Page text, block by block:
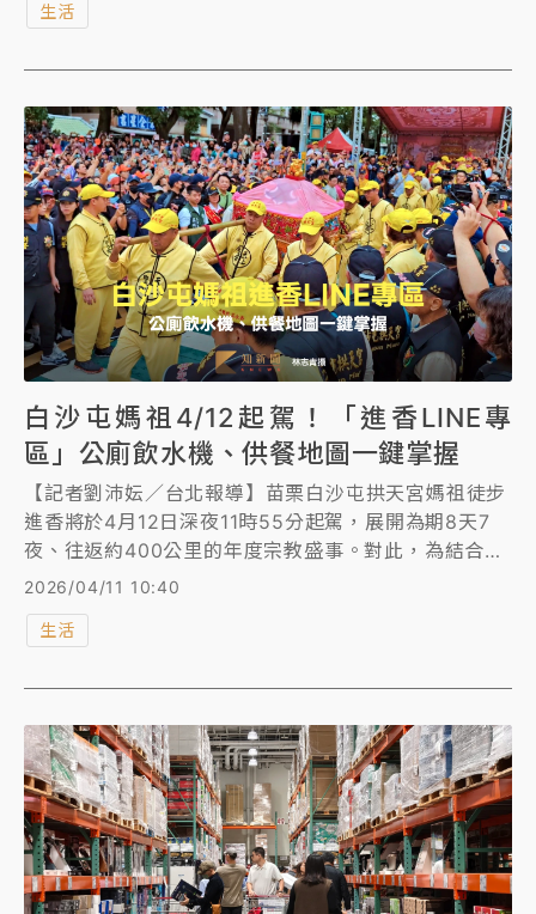
期盼透過此活動串聯「藍天海岸—古蹟文化」廊帶，讓
蹟，深度體驗獨特的雙城美學。
生活
白沙屯媽祖4/12起駕！「進香LINE專
區」公廁飲水機、供餐地圖一鍵掌握
【記者劉沛妘／台北報導】苗栗白沙屯拱天宮媽祖徒步
進香將於4月12日深夜11時55分起駕，展開為期8天7
夜、往返約400公里的年度宗教盛事。對此，為結合傳
統信仰與現代環保理念，環境部今年於官方
合白沙屯媽祖即時定位、環保供餐地圖及一鍵查詢鄰近
有資訊。另外，台鐵公司也特別結合台灣深厚的民間信
仰文化與鐵道旅行記憶，推出「媽祖隨行・保安同行」
系列祈福商品，優惠組合一次看。
2026/04/11 10:40
生活